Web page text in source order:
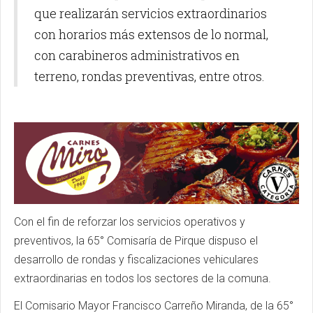
que realizarán servicios extraordinarios
con horarios más extensos de lo normal,
con carabineros administrativos en
terreno, rondas preventivas, entre otros.
Con el fin de reforzar los servicios operativos y
preventivos, la 65° Comisaría de Pirque dispuso el
desarrollo de rondas y fiscalizaciones vehiculares
extraordinarias en todos los sectores de la comuna.
El Comisario Mayor Francisco Carreño Miranda, de la 65°